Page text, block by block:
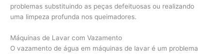
problemas substituindo as peças defeituosas ou realizando
uma limpeza profunda nos queimadores.
Máquinas de Lavar com Vazamento
O vazamento de água em máquinas de lavar é um problema